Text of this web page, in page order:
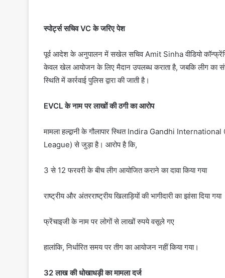
स्पोर्ट्स सचिव VC के जरिए पेश
पूर्व आदेश के अनुपालन में सखेल सचिव Amit Sinha वीडियो
केवल खेल आयोजन के लिए मैदान उपलब्ध कराता है, जबकि लीग का
स्थिति में कार्रवाई पुलिस द्वारा की जाती है।
EVCL के नाम पर लाखों की ठगी का आरोप
मामला हल्द्वानी के गौलापार स्थित Indira Gandhi
League) से जुड़ा है। आरोप है कि,
3 से 12 फरवरी के बीच लीग आयोजित कराने का दावा किया गया
राष्ट्रीय और अंतरराष्ट्रीय खिलाड़ियों की भागीदारी का झांसा दिया गया
फ्रेंचाइजी के नाम पर लोगों से लाखों रुपये वसूले गए
हालांकि, निर्धारित समय पर तीग का आयोजन नहीं किया गया।
32 लाख की धोखाधड़ी का मामला दर्ज